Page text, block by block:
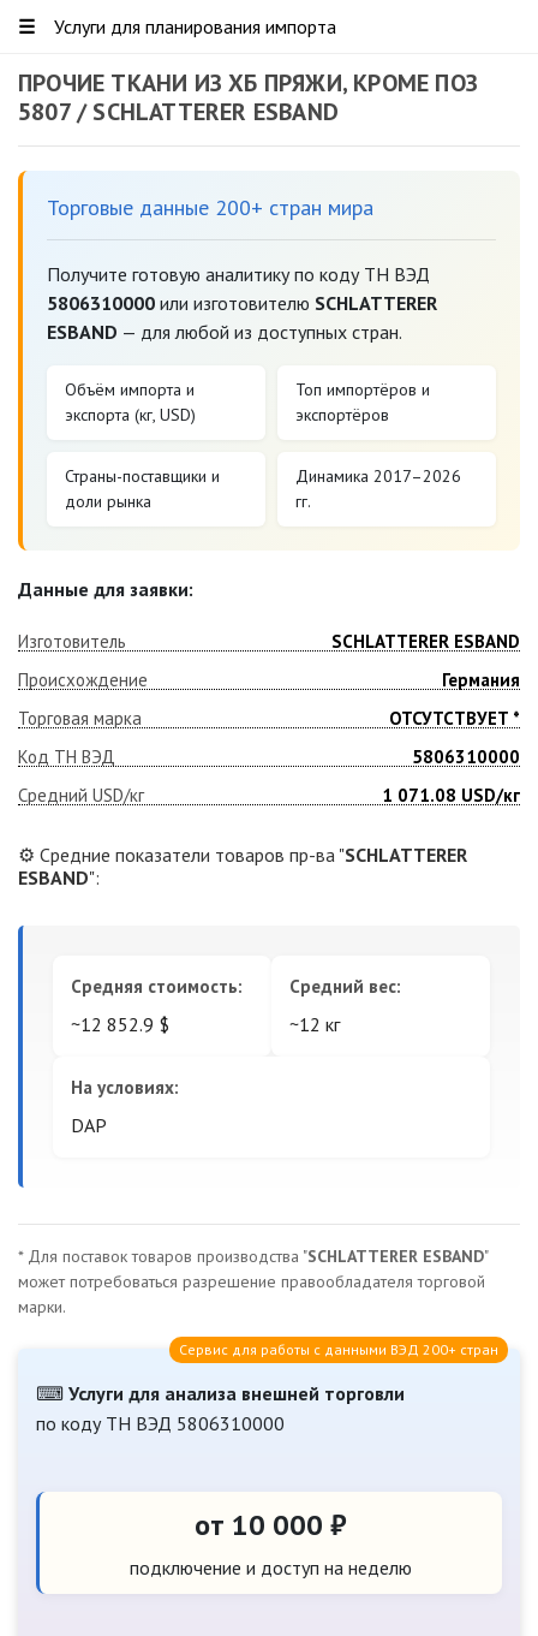
☰ Услуги для планирования импорта
ПРОЧИЕ ТКАНИ ИЗ ХБ ПРЯЖИ, КРОМЕ ПОЗ
5807 / SCHLATTERER ESBAND
Торговые данные 200+ стран мира
Получите готовую аналитику по коду ТН ВЭД
5806310000 или изготовителю SCHLATTERER
ESBAND — для любой из доступных стран.
Объём импорта и
экспорта (кг, USD)
Топ импортёров и
экспортёров
Страны-поставщики и
доли рынка
Динамика 2017–2026
гг.
Данные для заявки:
Изготовитель
SCHLATTERER ESBAND
Происхождение
Германия
Торговая марка
ОТСУТСТВУЕТ *
Код ТН ВЭД
5806310000
Средний USD/кг
1 071.08 USD/кг
⚙️ Средние показатели товаров пр-ва "SCHLATTERER
ESBAND":
Средняя стоимость:
~12 852.9 $
Средний вес:
~12 кг
На условиях:
DAP
* Для поставок товаров производства "SCHLATTERER ESBAND"
может потребоваться разрешение правообладателя торговой
марки.
⌨ Услуги для анализа внешней торговли
по коду ТН ВЭД 5806310000
Сервис для работы с данными ВЭД 200+ стран
от 10 000 ₽
подключение и доступ на неделю